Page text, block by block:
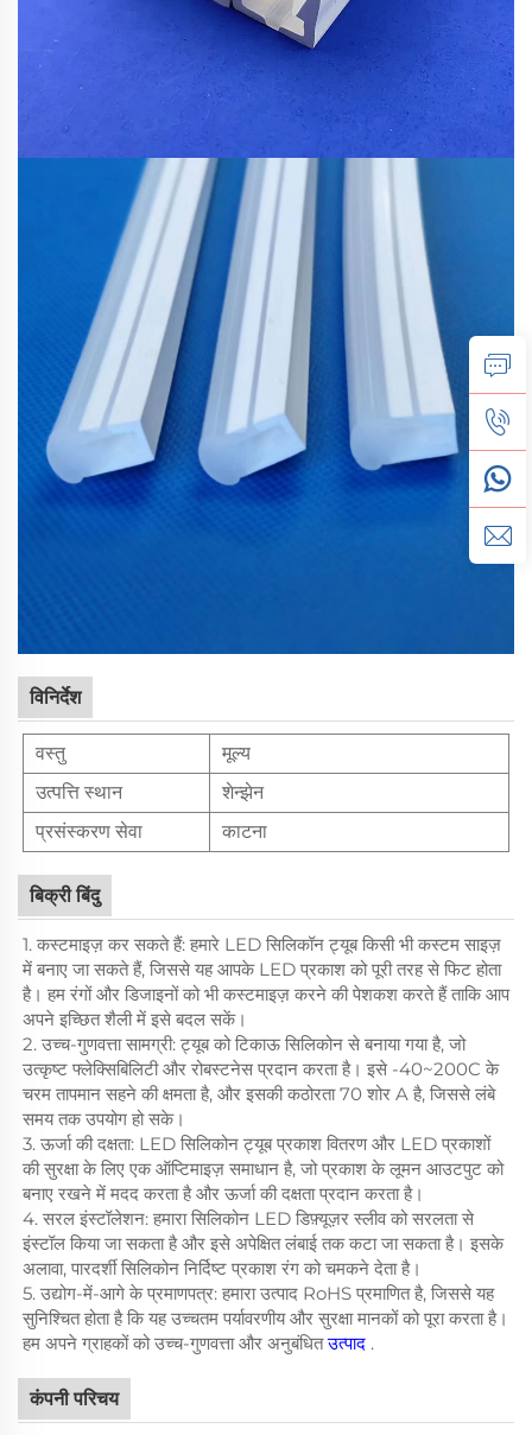
विनिर्देश
वस्तु
मूल्य
उत्पत्ति स्थान
शेन्झेन
प्रसंस्करण सेवा
काटना
बिक्री बिंदु
1. कस्टमाइज़ कर सकते हैं: हमारे LED सिलिकॉन ट्यूब किसी भी कस्टम साइज़
में बनाए जा सकते हैं, जिससे यह आपके LED प्रकाश को पूरी तरह से फिट होता
है। हम रंगों और डिजाइनों को भी कस्टमाइज़ करने की पेशकश करते हैं ताकि आप
अपने इच्छित शैली में इसे बदल सकें।
2. उच्च-गुणवत्ता सामग्री: ट्यूब को टिकाऊ सिलिकोन से बनाया गया है, जो
उत्कृष्ट फ्लेक्सिबिलिटी और रोबस्टनेस प्रदान करता है। इसे -40~200C के
चरम तापमान सहने की क्षमता है, और इसकी कठोरता 70 शोर A है, जिससे लंबे
समय तक उपयोग हो सके।
3. ऊर्जा की दक्षता: LED सिलिकोन ट्यूब प्रकाश वितरण और LED प्रकाशों
की सुरक्षा के लिए एक ऑप्टिमाइज़ समाधान है, जो प्रकाश के लूमन आउटपुट को
बनाए रखने में मदद करता है और ऊर्जा की दक्षता प्रदान करता है।
4. सरल इंस्टॉलेशन: हमारा सिलिकोन LED डिफ़्यूज़र स्लीव को सरलता से
इंस्टॉल किया जा सकता है और इसे अपेक्षित लंबाई तक कटा जा सकता है। इसके
अलावा, पारदर्शी सिलिकोन निर्दिष्ट प्रकाश रंग को चमकने देता है।
5. उद्योग-में-आगे के प्रमाणपत्र: हमारा उत्पाद RoHS प्रमाणित है, जिससे यह
सुनिश्चित होता है कि यह उच्चतम पर्यावरणीय और सुरक्षा मानकों को पूरा करता है।
हम अपने ग्राहकों को उच्च-गुणवत्ता और अनुबंधितउत्पाद .
कंपनी परिचय